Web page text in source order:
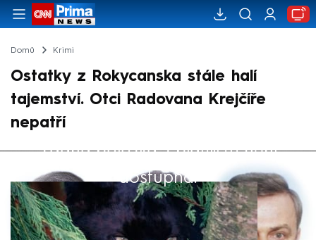
Domů Krimi
Ostatky z Rokycanska stále halí
tajemství. Otci Radovana Krejčíře
nepatří
Žádná položka z playlistu není
dostupná.